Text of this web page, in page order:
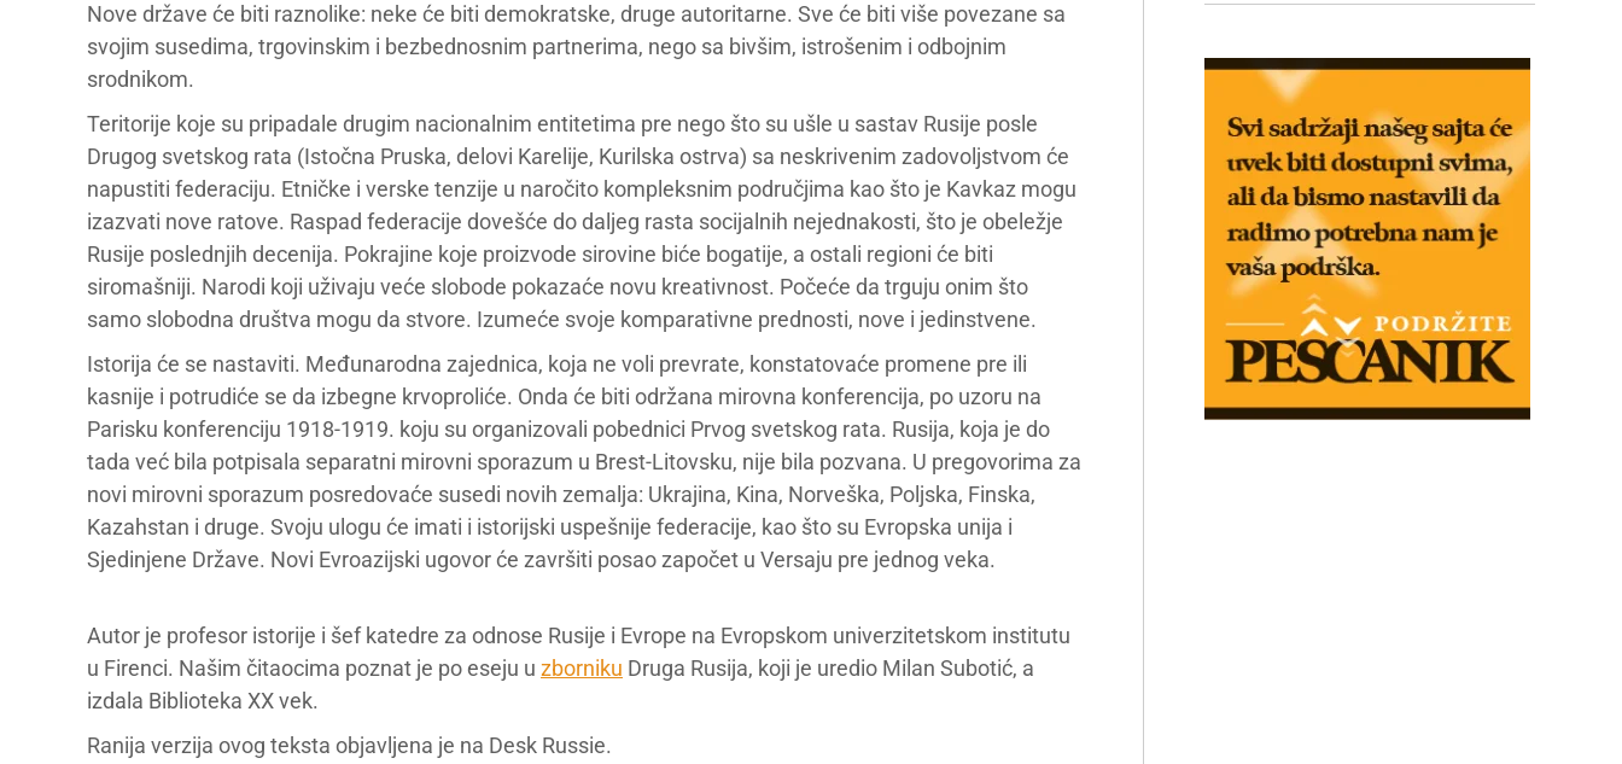
Nove države će biti raznolike: neke će biti demokratske, druge autoritarne. Sve će biti više povezane sa
svojim susedima, trgovinskim i bezbednosnim partnerima, nego sa bivšim, istrošenim i odbojnim
srodnikom.
Teritorije koje su pripadale drugim nacionalnim entitetima pre nego što su ušle u sastav Rusije posle
Drugog svetskog rata (Istočna Pruska, delovi Karelije, Kurilska ostrva) sa neskrivenim zadovoljstvom će
napustiti federaciju. Etničke i verske tenzije u naročito kompleksnim područjima kao što je Kavkaz mogu
izazvati nove ratove. Raspad federacije dovešće do daljeg rasta socijalnih nejednakosti, što je obeležje
Rusije poslednjih decenija. Pokrajine koje proizvode sirovine biće bogatije, a ostali regioni će biti
siromašniji. Narodi koji uživaju veće slobode pokazaće novu kreativnost. Počeće da trguju onim što
samo slobodna društva mogu da stvore. Izumeće svoje komparativne prednosti, nove i jedinstvene.
Istorija će se nastaviti. Međunarodna zajednica, koja ne voli prevrate, konstatovaće promene pre ili
kasnije i potrudiće se da izbegne krvoproliće. Onda će biti održana mirovna konferencija, po uzoru na
Parisku konferenciju 1918-1919. koju su organizovali pobednici Prvog svetskog rata. Rusija, koja je do
tada već bila potpisala separatni mirovni sporazum u Brest-Litovsku, nije bila pozvana. U pregovorima za
novi mirovni sporazum posredovaće susedi novih zemalja: Ukrajina, Kina, Norveška, Poljska, Finska,
Kazahstan i druge. Svoju ulogu će imati i istorijski uspešnije federacije, kao što su Evropska unija i
Sjedinjene Države. Novi Evroazijski ugovor će završiti posao započet u Versaju pre jednog veka.
Autor je profesor istorije i šef katedre za odnose Rusije i Evrope na Evropskom univerzitetskom institutu
u Firenci. Našim čitaocima poznat je po eseju u zborniku Druga Rusija, koji je uredio Milan Subotić, a
izdala Biblioteka XX vek.
Ranija verzija ovog teksta objavljena je na Desk Russie.